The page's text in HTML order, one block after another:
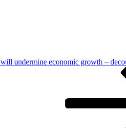
undermine economic growth –